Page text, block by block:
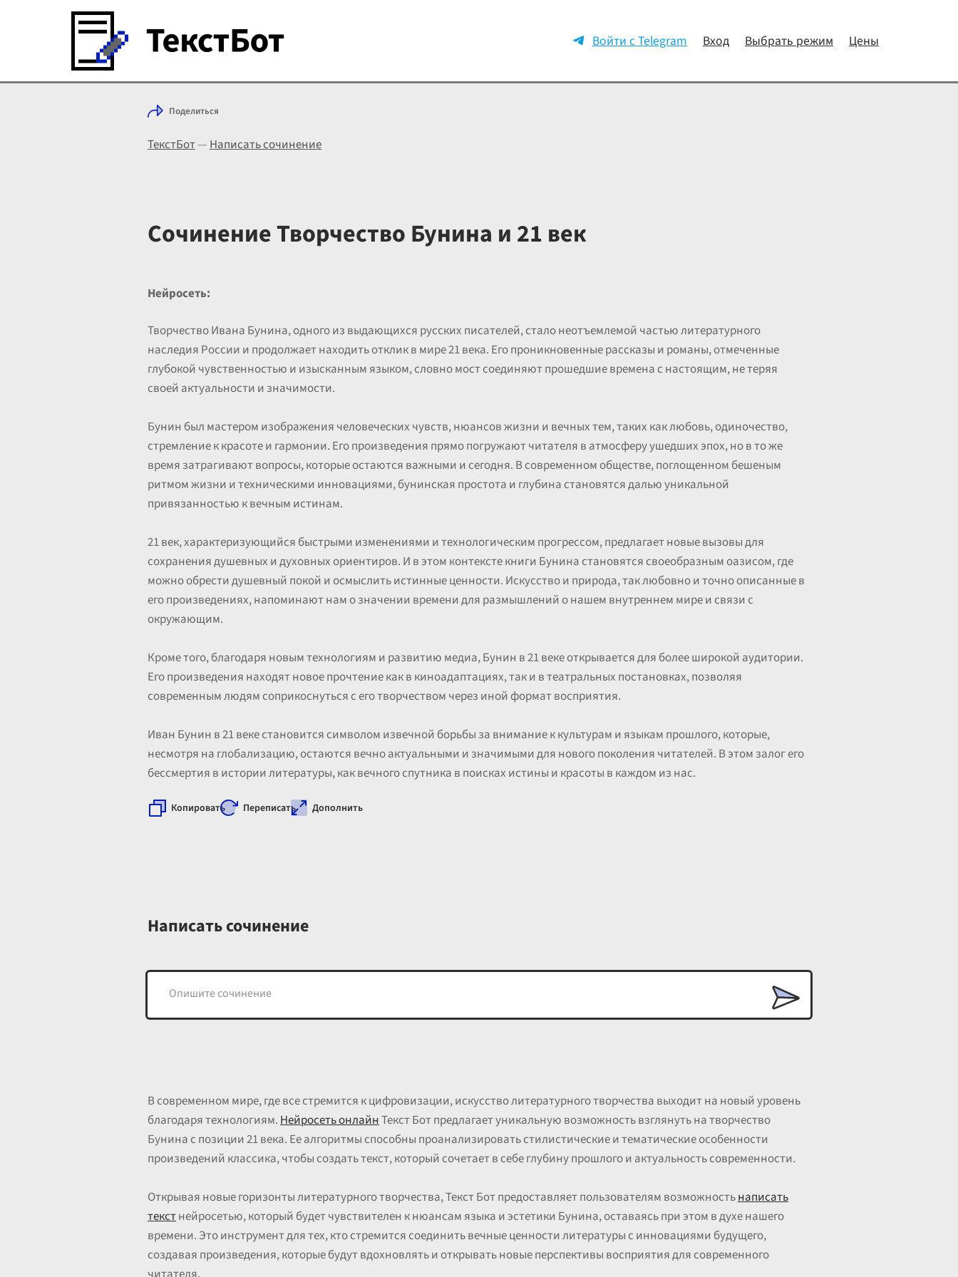
Войти с Telegram Вход Выбрать режим Цены
Поделиться
ТекстБот—Написать сочинение
Сочинение Творчество Бунина и 21 век
Нейросеть:
Творчество Ивана Бунина, одного из выдающихся русских писателей, стало неотъемлемой частью литературного
наследия России и продолжает находить отклик в мире 21 века. Его проникновенные рассказы и романы, отмеченные
глубокой чувственностью и изысканным языком, словно мост соединяют прошедшие времена с настоящим, не теряя
своей актуальности и значимости.
Бунин был мастером изображения человеческих чувств, нюансов жизни и вечных тем, таких как любовь, одиночество,
стремление к красоте и гармонии. Его произведения прямо погружают читателя в атмосферу ушедших эпох, но в то же
время затрагивают вопросы, которые остаются важными и сегодня. В современном обществе, поглощенном бешеным
ритмом жизни и техническими инновациями, бунинская простота и глубина становятся далью уникальной
привязанностью к вечным истинам.
21 век, характеризующийся быстрыми изменениями и технологическим прогрессом, предлагает новые вызовы для
сохранения душевных и духовных ориентиров. И в этом контексте книги Бунина становятся своеобразным оазисом, где
можно обрести душевный покой и осмыслить истинные ценности. Искусство и природа, так любовно и точно описанные в
его произведениях, напоминают нам о значении времени для размышлений о нашем внутреннем мире и связи с
окружающим.
Кроме того, благодаря новым технологиям и развитию медиа, Бунин в 21 веке открывается для более широкой аудитории.
Его произведения находят новое прочтение как в киноадаптациях, так и в театральных постановках, позволяя
современным людям соприкоснуться с его творчеством через иной формат восприятия.
Иван Бунин в 21 веке становится символом извечной борьбы за внимание к культурам и языкам прошлого, которые,
несмотря на глобализацию, остаются вечно актуальными и значимыми для нового поколения читателей. В этом залог его
бессмертия в истории литературы, как вечного спутника в поисках истины и красоты в каждом из нас.
Копировать Переписать Дополнить
Написать сочинение
В современном мире, где все стремится к цифровизации, искусство литературного творчества выходит на новый уровень
благодаря технологиям.Нейросеть онлайнТекст Бот предлагает уникальную возможность взглянуть на творчество
Бунина с позиции 21 века. Ее алгоритмы способны проанализировать стилистические и тематические особенности
произведений классика, чтобы создать текст, который сочетает в себе глубину прошлого и актуальность современности.
Открывая новые горизонты литературного творчества, Текст Бот предоставляет пользователям возможностьнаписать
текстнейросетью, который будет чувствителен к нюансам языка и эстетики Бунина, оставаясь при этом в духе нашего
времени. Это инструмент для тех, кто стремится соединить вечные ценности литературы с инновациями будущего,
создавая произведения, которые будут вдохновлять и открывать новые перспективы восприятия для современного